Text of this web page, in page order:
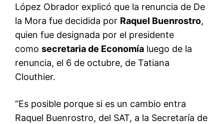
López Obrador explicó que la renuncia de De
la Mora fue decidida por Raquel Buenrostro,
quien fue designada por el presidente
como secretaria de Economía luego de la
renuncia, el 6 de octubre, de Tatiana
Clouthier.
“Es posible porque si es un cambio entra
Raquel Buenrostro, del SAT, a la Secretaría de